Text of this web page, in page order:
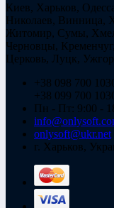
Киев, Харьков,
Николаев, Винница,
Житомир, Сумы,
Черновцы,
Церковь, Луцк,
+38 098 700
+38 099 700
Пн - Пт: 9:00 -
onlysoft@ukr.net
г. Харьков,